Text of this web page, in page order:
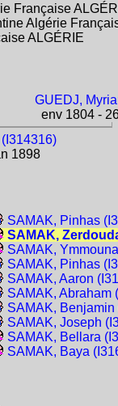
Française
Algérie
ALGÉRIE
GUEDJ,
env 1804 -
1898
SAMAK, Pinhas
SAMAK,
SAMAK,
SAMAK, Pinhas
SAMAK, Aaron
SAMAK, Abraham
SAMAK, Benjamin
SAMAK, Joseph
SAMAK, Bellara
SAMAK, Baya